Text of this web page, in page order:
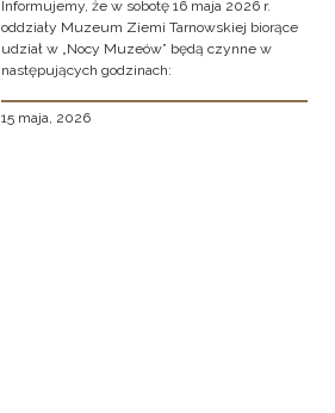
Informujemy, że w sobotę 16 maja 2026 r.
oddziały Muzeum Ziemi Tarnowskiej biorące
udział w „Nocy Muzeów” będą czynne w
następujących godzinach:
15 maja, 2026